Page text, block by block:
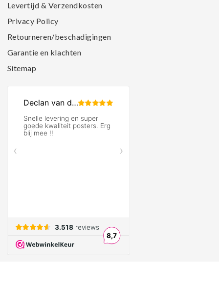
Levertijd & Verzendkosten
Privacy Policy
Retourneren/beschadigingen
Garantie en klachten
Sitemap